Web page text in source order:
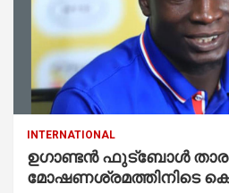
INTERNATIONAL
ഉഗാണ്ടൻ ഫുട്ബോൾ
മോഷണശ്രമത്തിനിടെ